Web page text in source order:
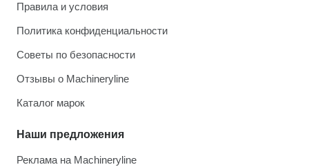
Правила и условия
Политика конфиденциальности
Советы по безопасности
Отзывы о Machineryline
Каталог марок
Наши предложения
Реклама на Machineryline